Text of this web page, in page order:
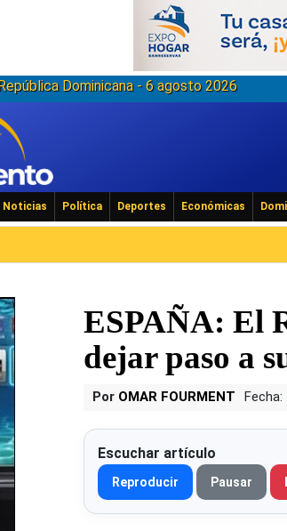
Dominicana - 6 agosto 2026
Noticias Política Deportes Económicas
ESPAÑA: El
dejar paso a
Por OMAR FOURMENT
Escuchar artículo
Reproducir Pausar